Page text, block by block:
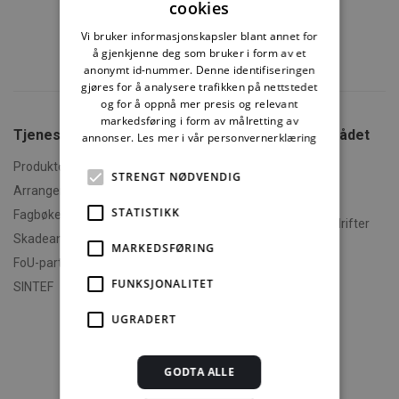
Tjenester fra SINTEF
Produktdokumentasjon
Arrangementer og kurs
Fagbøker og nettkurs
Skadeanalyse
FoU-partner
SINTEF
Tjenester fra Fagrådet
Kurs i Byggebransjens
Godkjente våtromsbedrifter
Fagrådet for Våtroms
Abonnementsvilkår
Priser og bestilling
cookies
Vi bruker informasjonskapsler blant annet for
å gjenkjenne deg som bruker i form av et
anonymt id-nummer. Denne identifiseringen
gjøres for å analysere trafikken på nettstedet
og for å oppnå mer presis og relevant
markedsføring i form av målretting av
annonser. Les mer i vår personvernerklæring
STRENGT NØDVENDIG
STATISTIKK
MARKEDSFØRING
FUNKSJONALITET
UGRADERT
GODTA ALLE